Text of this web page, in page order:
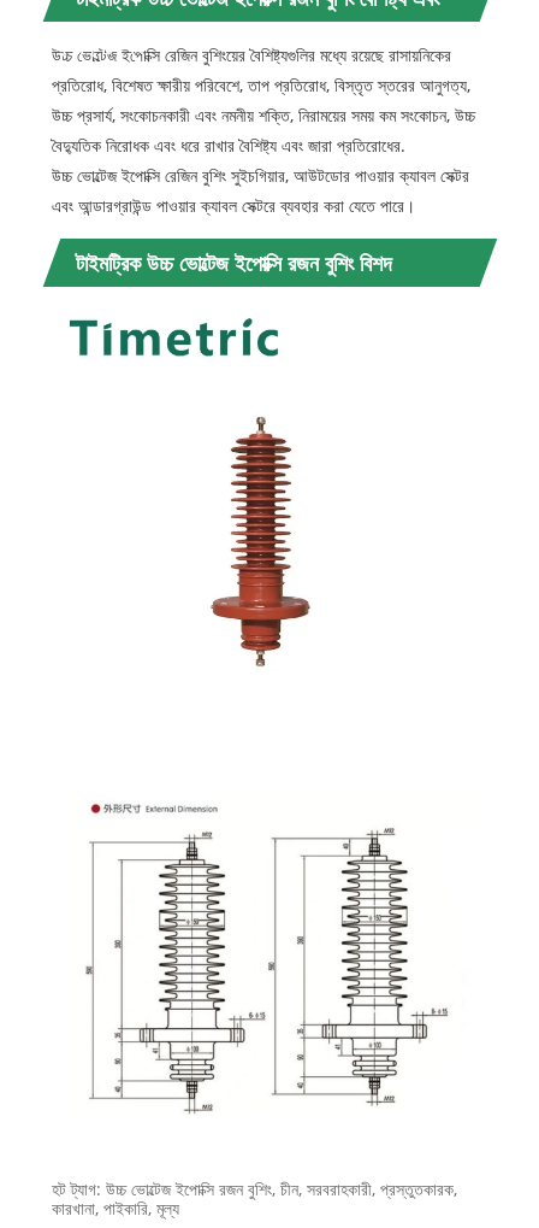
অ্যাপ্লিকেশন
উচ্চ ভোল্টেজ ইপোক্সি রেজিন বুশিংয়ের বৈশিষ্ট্যগুলির মধ্যে রয়েছে রাসায়নিকের
প্রতিরোধ, বিশেষত ক্ষারীয় পরিবেশে, তাপ প্রতিরোধ, বিস্তৃত স্তরের আনুগত্য,
উচ্চ প্রসার্য, সংকোচনকারী এবং নমনীয় শক্তি, নিরাময়ের সময় কম সংকোচন, উচ্চ
বৈদ্যুতিক নিরোধক এবং ধরে রাখার বৈশিষ্ট্য এবং জারা প্রতিরোধের.
উচ্চ ভোল্টেজ ইপোক্সি রেজিন বুশিং সুইচগিয়ার, আউটডোর পাওয়ার ক্যাবল সেক্টর
এবং আন্ডারগ্রাউন্ড পাওয়ার ক্যাবল সেক্টরে ব্যবহার করা যেতে পারে।
টাইমট্রিক উচ্চ ভোল্টেজ ইপোক্সি রজন বুশিং বিশদ
হট ট্যাগ: উচ্চ ভোল্টেজ ইপোক্সি রজন বুশিং, চীন, সরবরাহকারী, প্রস্তুতকারক,
কারখানা, পাইকারি, মূল্য